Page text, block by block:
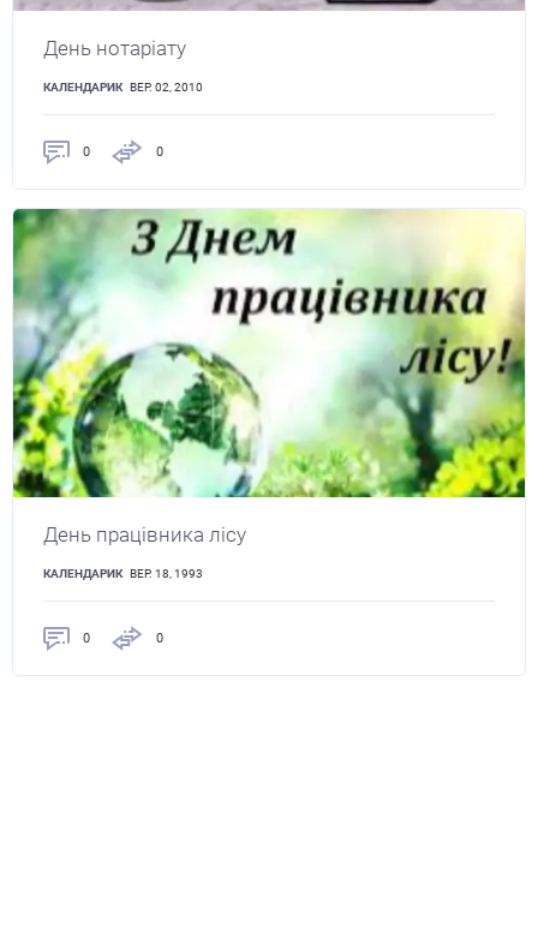
День нотаріату
КАЛЕНДАРИК ВЕР. 02, 2010
0 0
День працівника лісу
КАЛЕНДАРИК ВЕР. 18, 1993
0 0